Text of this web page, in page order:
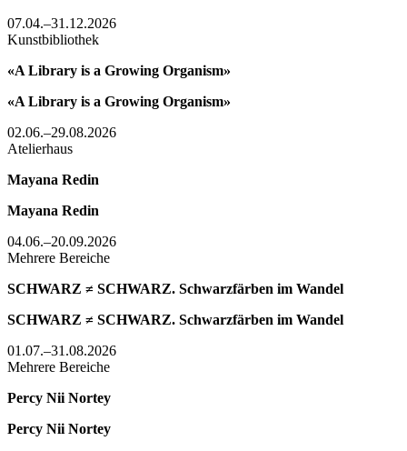
07.04.–31.12.2026
Kunstbibliothek
«A Library is a Growing Organism»
«A Library is a Growing Organism»
02.06.–29.08.2026
Atelierhaus
Mayana Redin
Mayana Redin
04.06.–20.09.2026
Mehrere Bereiche
SCHWARZ ≠ SCHWARZ. Schwarzfärben im Wandel
SCHWARZ ≠ SCHWARZ. Schwarzfärben im Wandel
01.07.–31.08.2026
Mehrere Bereiche
Percy Nii Nortey
Percy Nii Nortey